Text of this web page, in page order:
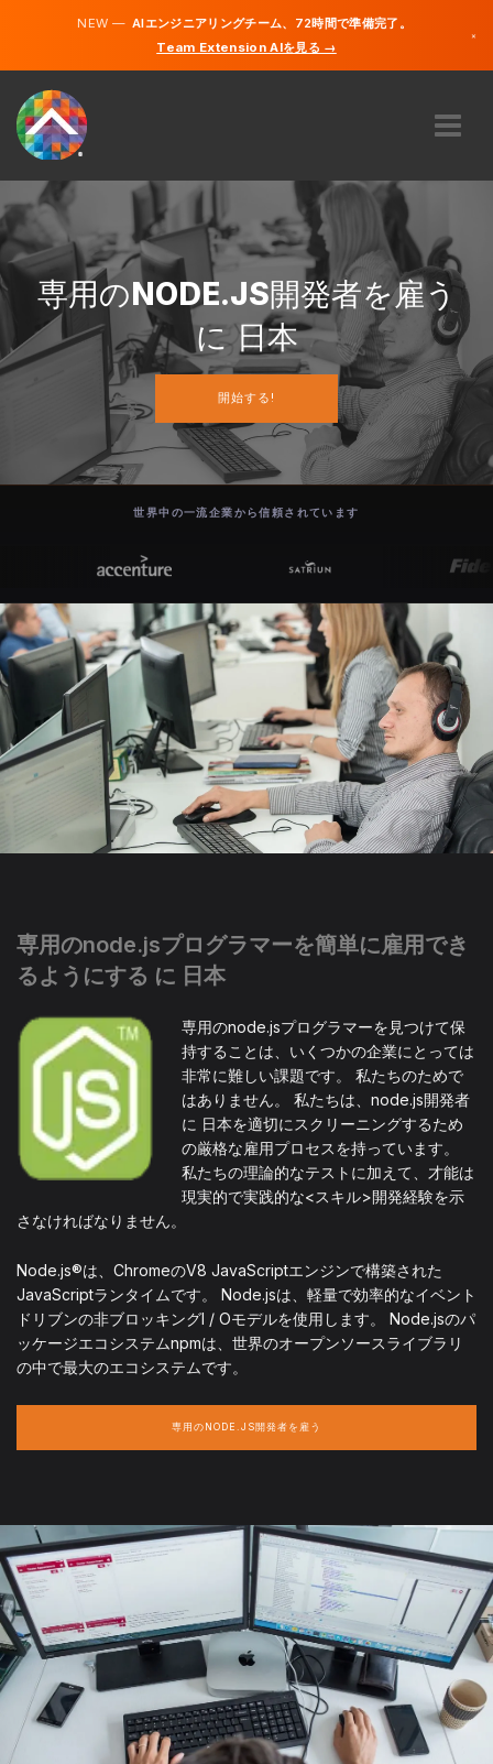
NEW —AIエンジニアリングチーム、72時間で準備完了。
Team Extension AIを見る →
×
私たちに関しては
どのように機能するのですか？
キャリア
開始する
専用のNODE.JS開発者を雇う
に 日本
開始する!
世界中の一流企業から信頼されています
専用のnode.jsプログラマーを簡単に雇用でき
るようにする に 日本
専用のnode.jsプログラマーを見つけて保
持することは、いくつかの企業にとっては
非常に難しい課題です。 私たちのためで
はありません。 私たちは、node.js開発者
に 日本を適切にスクリーニングするため
の厳格な雇用プロセスを持っています。
私たちの理論的なテストに加えて、才能は
現実的で実践的な<スキル>開発経験を示
さなければなりません。
Node.js®は、ChromeのV8 JavaScriptエンジンで構築された
JavaScriptランタイムです。 Node.jsは、軽量で効率的なイベント
ドリブンの非ブロッキングI / Oモデルを使用します。 Node.jsのパ
ッケージエコシステムnpmは、世界のオープンソースライブラリ
の中で最大のエコシステムです。
専用のNODE.JS開発者を雇う